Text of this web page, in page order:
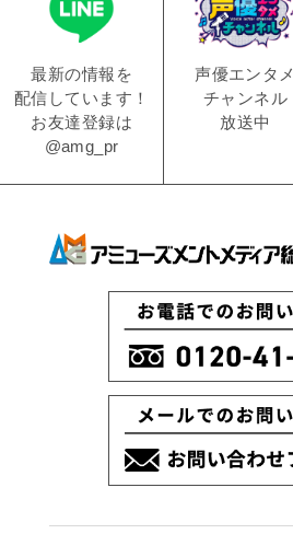
最新の情報を
配信しています！
お友達登録は
@amg_pr
声優エンタメ
チャンネル
放送中